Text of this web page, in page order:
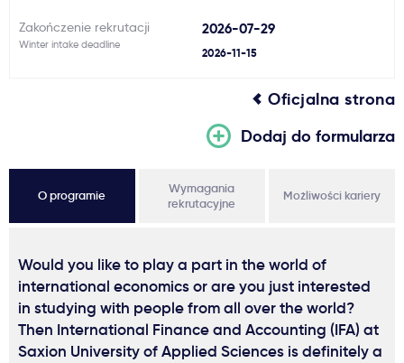
Zakończenie rekrutacji
Winter intake deadline
2026-07-29
2026-11-15
Oficjalna strona
Dodaj do formularza
O programie
Wymagania
rekrutacyjne
Możliwości kariery
Would you like to play a part in the world of
international economics or are you just interested
in studying with people from all over the world?
Then International Finance and Accounting (IFA) at
Saxion University of Applied Sciences is definitely a